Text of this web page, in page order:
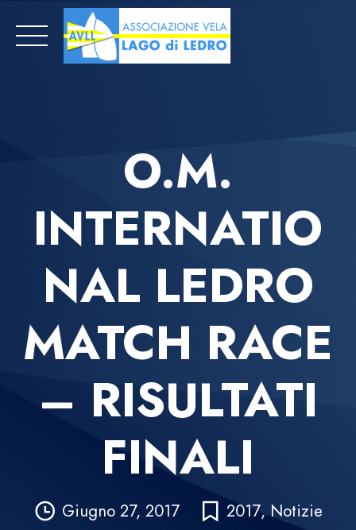
content
O.M.
INTERNATIO
NAL LEDRO
MATCH RACE
– RISULTATI
FINALI
Giugno 27, 2017 2017,Notizie